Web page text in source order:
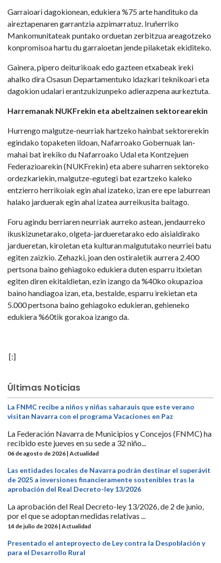
Garraioari dagokionean, edukiera %75 arte handituko da
aireztapenaren garrantzia azpimarratuz. Iruñerriko
Mankomunitateak puntako orduetan zerbitzua areagotzeko
konpromisoa hartu du garraioetan jende pilaketak ekiditeko.
Gainera, pipero deiturikoak edo gazteen etxabeak ireki
ahalko dira Osasun Departamentuko idazkari teknikoari eta
dagokion udalari erantzukizunpeko adierazpena aurkeztuta.
Harremanak NUKFrekin eta abeltzainen sektorearekin
Hurrengo malgutze-neurriak hartzeko hainbat sektorerekin
egindako topaketen ildoan, Nafarroako Gobernuak lan-
mahai bat irekiko du Nafarroako Udal eta Kontzejuen
Federazioarekin (NUKFrekin) eta abere suharren sektoreko
ordezkariekin, malgutze-egutegi bat ezartzeko kaleko
entzierro herrikoiak egin ahal izateko, izan ere epe laburrean
halako jarduerak egin ahal izatea aurreikusita baitago.
Foru agindu berriaren neurriak aurreko astean, jendaurreko
ikuskizunetarako, olgeta-jardueretarako edo aisialdirako
jardueretan, kiroletan eta kulturan malgututako neurriei batu
egiten zaizkio. Zehazki, joan den ostiraletik aurrera 2.400
pertsona baino gehiagoko edukiera duten esparru itxietan
egiten diren ekitaldietan, ezin izango da %40ko okupazioa
baino handiagoa izan, eta, bestalde, esparru irekietan eta
5.000 pertsona baino gehiagoko edukieran, gehieneko
edukiera %60tik gorakoa izango da.
[:]
Últimas Noticias
La FNMC recibe a niños y niñas saharauis que este verano
visitan Navarra con el programa Vacaciones en Paz
La Federación Navarra de Municipios y Concejos (FNMC) ha
recibido este jueves en su sede a 32 niño...
06 de agosto de 2026 | Actualidad
Las entidades locales de Navarra podrán destinar el superávit
de 2025 a inversiones financieramente sostenibles tras la
aprobación del Real Decreto-ley 13/2026
La aprobación del Real Decreto-ley 13/2026, de 2 de junio,
por el que se adoptan medidas relativas ...
14 de julio de 2026 | Actualidad
Presentado el anteproyecto de Ley contra la Despoblación y
para el Desarrollo Rural